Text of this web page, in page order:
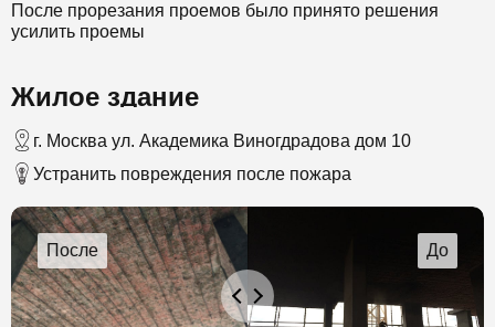
После прорезания проемов было принято решения
усилить проемы
Жилое здание
г. Москва ул. Академика Виногдрадова дом 10
Устранить повреждения после пожара